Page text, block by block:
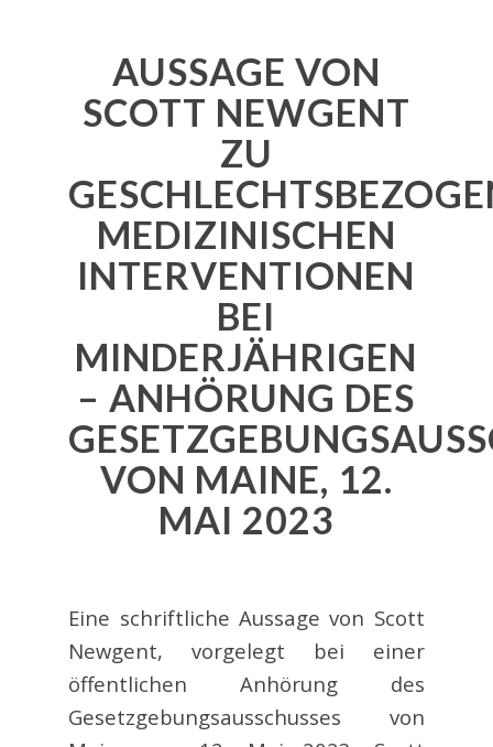
AUSSAGE VON
SCOTT NEWGENT
ZU
MEDIZINISCHEN
INTERVENTIONEN
BEI
MINDERJÄHRIGEN
– ANHÖRUNG DES
VON MAINE, 12.
MAI 2023
Eine schriftliche Aussage von Scott
Newgent, vorgelegt bei einer
öffentlichen Anhörung des
Gesetzgebungsausschusses von